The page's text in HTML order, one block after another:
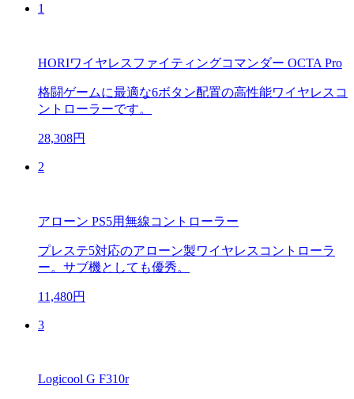
1
HORIワイヤレスファイティングコマンダー OCTA Pro
格闘ゲームに最適な6ボタン配置の高性能ワイヤレスコ
ントローラーです。
28,308円
2
アローン PS5用無線コントローラー
プレステ5対応のアローン製ワイヤレスコントローラ
ー。サブ機としても優秀。
11,480円
3
Logicool G F310r